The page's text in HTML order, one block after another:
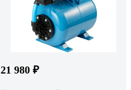
21 980 ₽